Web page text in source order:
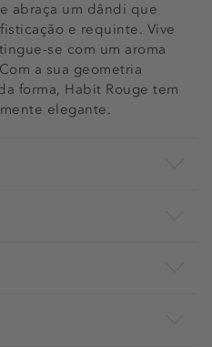
abraça um dândi que
e requinte. Vive
se com um aroma
a sua geometria
forma, Habit Rouge tem
elegante.